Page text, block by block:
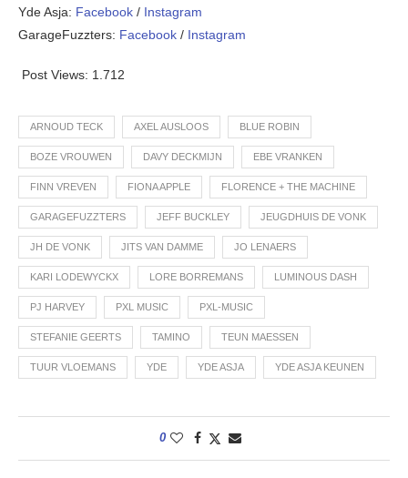
Yde Asja: Facebook / Instagram
GarageFuzzters: Facebook / Instagram
Post Views: 1.712
ARNOUD TECK AXEL AUSLOOS BLUE ROBIN
BOZE VROUWEN DAVY DECKMIJN EBE VRANKEN
FINN VREVEN FIONA APPLE FLORENCE + THE MACHINE
GARAGEFUZZTERS JEFF BUCKLEY JEUGDHUIS DE VONK
JH DE VONK JITS VAN DAMME JO LENAERS
KARI LODEWYCKX LORE BORREMANS LUMINOUS DASH
PJ HARVEY PXL MUSIC PXL-MUSIC
STEFANIE GEERTS TAMINO TEUN MAESSEN
TUUR VLOEMANS YDE YDE ASJA YDE ASJA KEUNEN
0